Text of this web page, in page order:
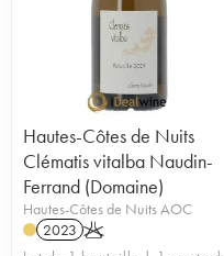
Hautes-Côtes de Nuits
Clématis vitalba Naudin-
Ferrand (Domaine)
Hautes-Côtes de Nuits AOC
2023 K